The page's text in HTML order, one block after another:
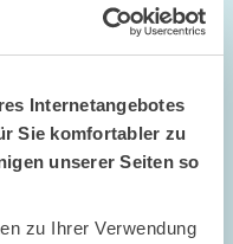
Internetangebotes
Sie komfortabler zu
unserer Seiten so
zu Ihrer Verwendung